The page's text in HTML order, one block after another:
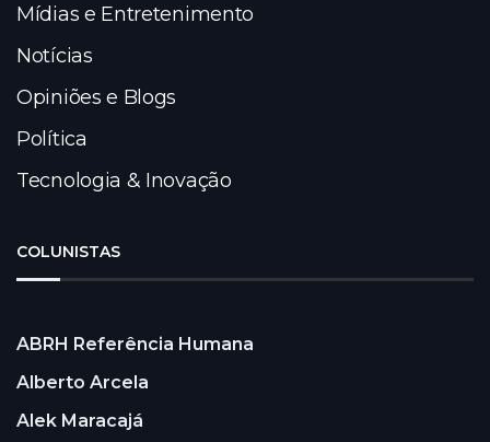
Mídias e Entretenimento
Notícias
Opiniões e Blogs
Política
Tecnologia & Inovação
COLUNISTAS
ABRH Referência Humana
Alberto Arcela
Alek Maracajá